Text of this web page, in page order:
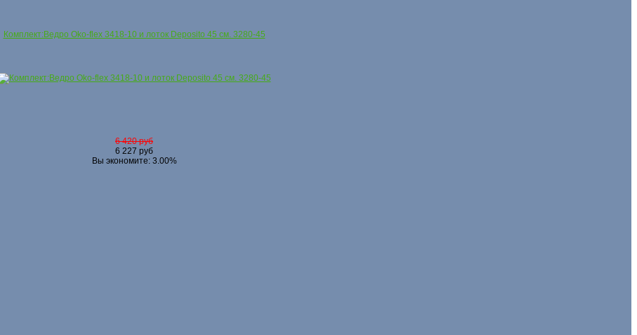
Комплект:Ведро Oko-flex 3418-10 и лоток Deposito 45 см. 3280-45
6 420 руб
6 227 руб
Вы экономите: 3.00%